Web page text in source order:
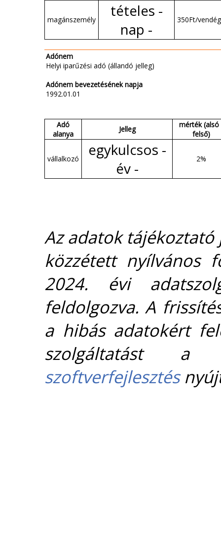
magánszemély
tételes -
nap -
350Ft/
Adónem
Helyi iparűzési adó (állandó jelleg)
Adónem bevezetésének napja
1992.01.01
Adó
alanya
Jelleg
mérték (alsó
felső)
vállalkozó
egykulcsos -
év -
2%
Az adatok
közzétett nyílvános
2024. évi
feldolgozva. A
a hibás adatokért
szolgáltatást
szoftverfejlesztés